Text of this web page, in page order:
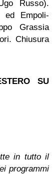
Russo).
ed Empoli-
Grassia
Chiusura
SU
in tutto il
programmi